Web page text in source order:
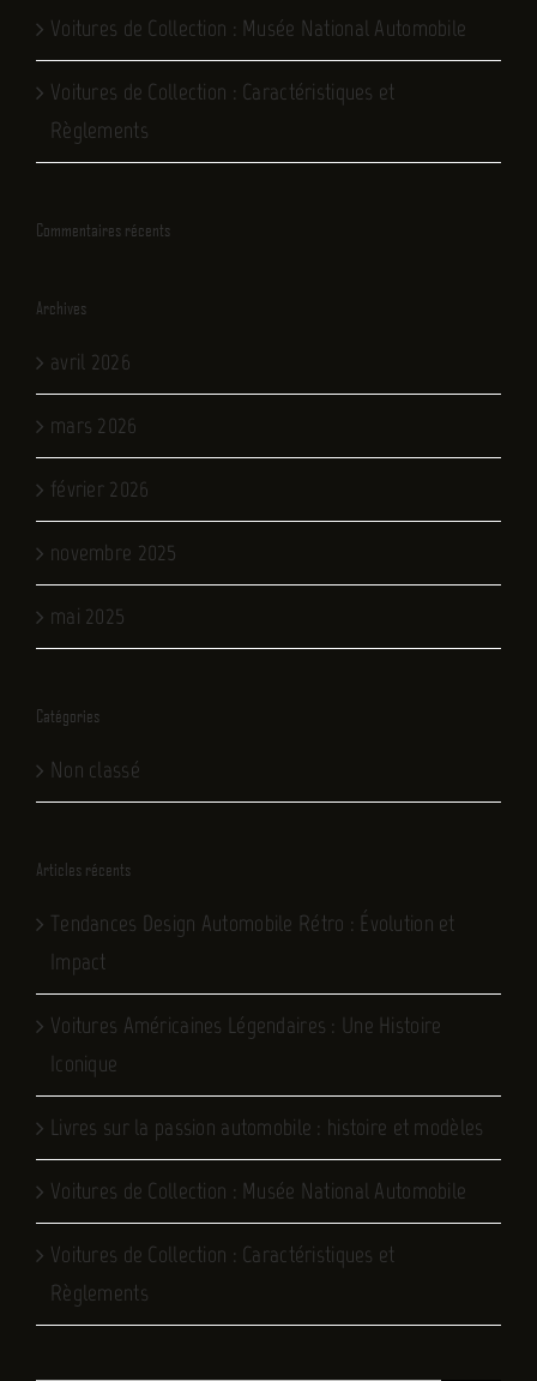
Voitures de Collection : Musée National Automobile
Voitures de Collection : Caractéristiques et
Règlements
Commentaires récents
Archives
avril 2026
mars 2026
février 2026
novembre 2025
mai 2025
Catégories
Non classé
Articles récents
Tendances Design Automobile Rétro : Évolution et
Impact
Voitures Américaines Légendaires : Une Histoire
Iconique
Livres sur la passion automobile : histoire et modèles
Voitures de Collection : Musée National Automobile
Voitures de Collection : Caractéristiques et
Règlements